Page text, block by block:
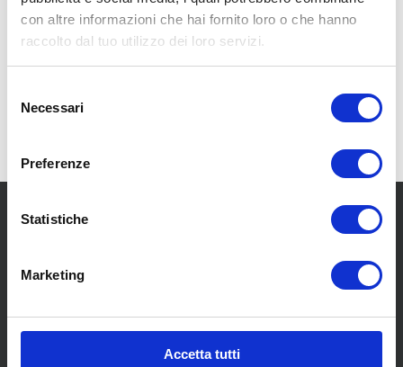
con altre informazioni che hai fornito loro o che hanno
raccolto dal tuo utilizzo dei loro servizi.
delNecessari
Preferenze
Statistiche
Marketing
Accetta tutti
SCOPRI I NOSTRI CENTRI